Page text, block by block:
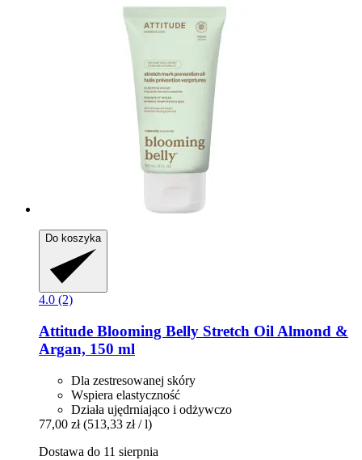
Do koszyka
4.0 (2)
Attitude Blooming Belly Stretch Oil Almond &
Argan, 150 ml
Dla zestresowanej skóry
Wspiera elastyczność
Działa ujędrniająco i odżywczo
77,00 zł (513,33 zł / l)
Dostawa do 11 sierpnia